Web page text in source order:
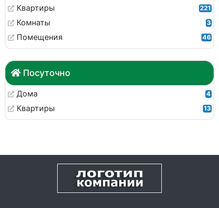
Квартиры 221
Комнаты 3
Помещения 46
Посуточно
Дома 4
Квартиры 13